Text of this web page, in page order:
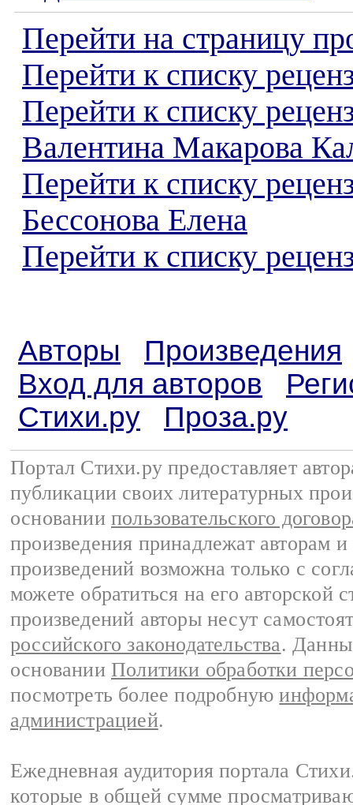
Перейти на страницу
Перейти к списку
Перейти к списку
Валентина Макарова
Перейти к списку
Бессонова Елена
Перейти к списку
Авторы
Произведения
Вход для авторов
Стихи.ру
Проза.ру
Портал Стихи.ру предоставляет
публикации своих литературных
основании пользовательского
произведения принадлежат авторам
произведений возможна только с
можете обратиться на его авторской
произведений авторы несут
российского законодательства.
основании Политики обработки
посмотреть более подробную
администрацией.
Ежедневная аудитория портала
которые в общей сумме